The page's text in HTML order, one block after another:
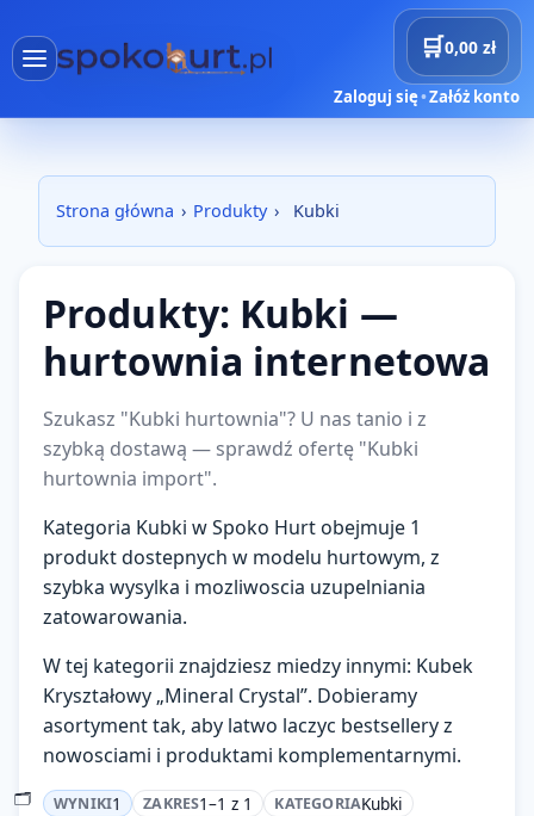
🛒0,00 zł
Zaloguj się•Załóż konto
Dostawy
Rezerwacje
Zaloguj się
Załóż konto
KATEGORIE
Ładowanie…
Strona główna › Produkty › Kubki
Produkty: Kubki —
hurtownia internetowa
Szukasz "Kubki hurtownia"? U nas tanio i z
szybką dostawą — sprawdź ofertę "Kubki
hurtownia import".
Kategoria Kubki w Spoko Hurt obejmuje 1
produkt dostepnych w modelu hurtowym, z
szybka wysylka i mozliwoscia uzupelniania
zatowarowania.
W tej kategorii znajdziesz miedzy innymi: Kubek
Kryształowy „Mineral Crystal”. Dobieramy
asortyment tak, aby latwo laczyc bestsellery z
nowosciami i produktami komplementarnymi.
WYNIKI1 ZAKRES1–1 z 1
🗂️ KATEGORIAKubki